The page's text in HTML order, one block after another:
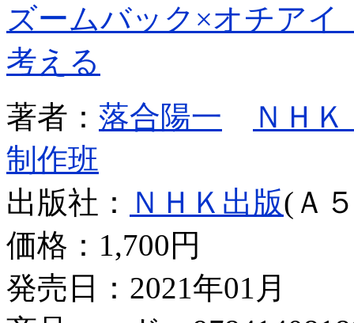
ズームバック×オチア
考える
著者： 落合陽一
ＮＨ
制作班
出版社：
ＮＨＫ出版(Ａ
価格： 1,700円
発売日：2021年01月